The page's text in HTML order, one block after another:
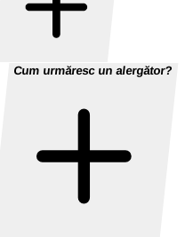
Cum urmăresc un alergător?